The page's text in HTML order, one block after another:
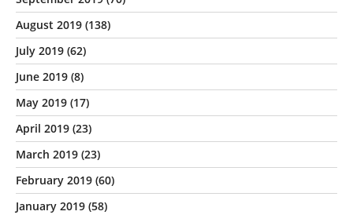
August 2019 (138)
July 2019 (62)
June 2019 (8)
May 2019 (17)
April 2019 (23)
March 2019 (23)
February 2019 (60)
January 2019 (58)